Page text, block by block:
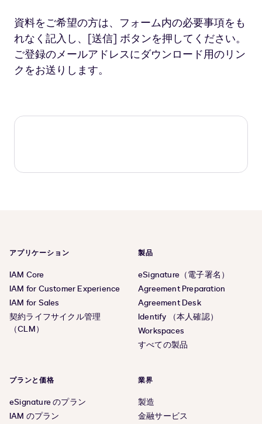
資料をご希望の方は、フォーム内の必要事項をも
れなく記入し、[送信] ボタンを押してください。
ご登録のメールアドレスにダウンロード用のリン
クをお送りします。
アプリケーション
IAM Core
IAM for Customer Experience
IAM for Sales
契約ライフサイクル管理
（CLM）
製品
eSignature（電子署名）
Agreement Preparation
Agreement Desk
Identify （本人確認）
Workspaces
すべての製品
プランと価格
eSignature のプラン
IAM のプラン
業界
製造
金融サービス